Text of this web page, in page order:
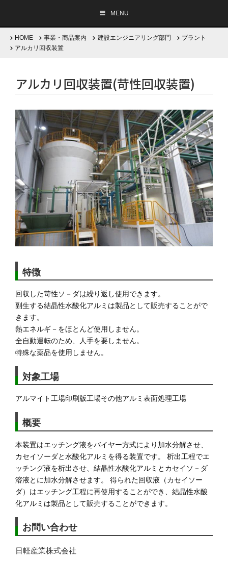
MENU
採用情報
サステナビリティ
Company Brochure English / 日本語
HOME 事業・商品案内 建設エンジニアリング部門
プラント
アルカリ回収装置
アルカリ回収装置(苛性回収装置)
特徴
回収した苛性ソ－ダは繰り返し使用できます。
副生する結晶性水酸化アルミは製品として販売することがで
きます。
熱エネルギ－をほとんど使用しません。
全自動運転のため、人手を要しません。
特殊な薬品を使用しません。
対象工場
アルマイト工場印刷版工場その他アルミ表面処理工場
概要
本装置はエッチング液をバイヤー方式により加水分解させ、
カセイソーダと水酸化アルミを得る装置です。 析出工程でエ
ッチング液を析出させ、結晶性水酸化アルミとカセイソ－ダ
溶液とに加水分解させます。 得られた回収液（カセイソー
ダ）はエッチング工程に再使用することができ、結晶性水酸
化アルミは製品として販売することができます。
お問い合わせ
日軽産業株式会社